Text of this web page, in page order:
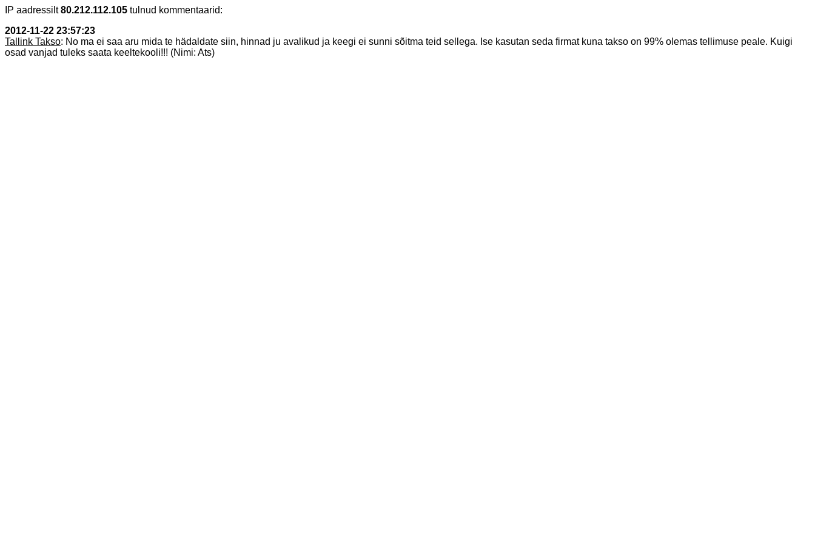
IP aadressilt80.212.112.105 tulnud kommentaarid:
2012-11-22 23:57:23
Tallink Takso: No ma ei saa aru mida te hädaldate siin, hinnad ju avalikud ja keegi ei sunni sõitma teid sellega. Ise kasutan seda firmat kuna takso on 99% olemas tellimuse peale. Kuigi
osad vanjad tuleks saata keeltekooli!!! (Nimi: Ats)